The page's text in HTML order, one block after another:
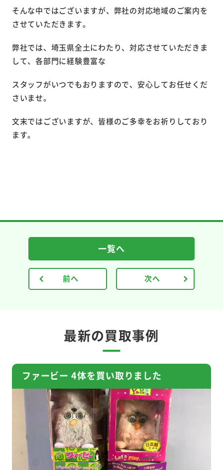
そんな中ではございますが、弊社の対応地域のご案内を
させていただきます。
弊社では、埼玉県全土にわたり、対応させていただきま
して、各部門に経験豊富な
スタッフがいつでもおりますので、安心してお任せくだ
さいませ。
文末ではございますが、皆様のご多幸をお祈りしており
ます。
前へ
一覧へ
次へ
最新の買取事例
ファービー 4体を買い取りました